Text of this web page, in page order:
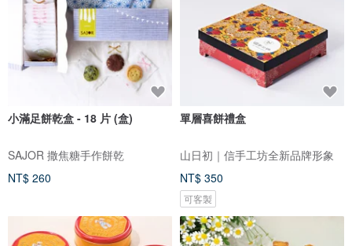
小滿足餅乾盒 - 18 片 (盒)
SAJOR 撒焦糖手作餅乾
NT$ 260
單層喜餅禮盒
山日初｜信手工坊全新品牌形象
NT$ 350
可客製